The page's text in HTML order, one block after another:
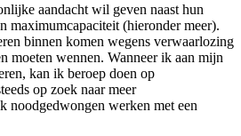
aandacht wil geven naast hun
maximumcapaciteit (hieronder meer).
binnen komen wegens verwaarlozing
moeten wennen. Wanneer ik aan mijn
kan ik beroep doen op
op zoek naar meer
noodgedwongen werken met een